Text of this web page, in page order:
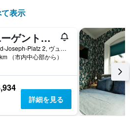
表示
ユーゲントヘルベルゲ・ヴュルツブルク - ホステル
Fred-Joseph-Platz 2, ヴュルツブルク, バイエルン, ドイツ
（市内中心部から）
詳細を見る